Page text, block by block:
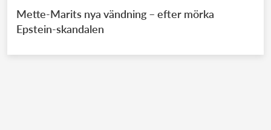
Mette-Marits nya vändning – efter mörka
Epstein-skandalen